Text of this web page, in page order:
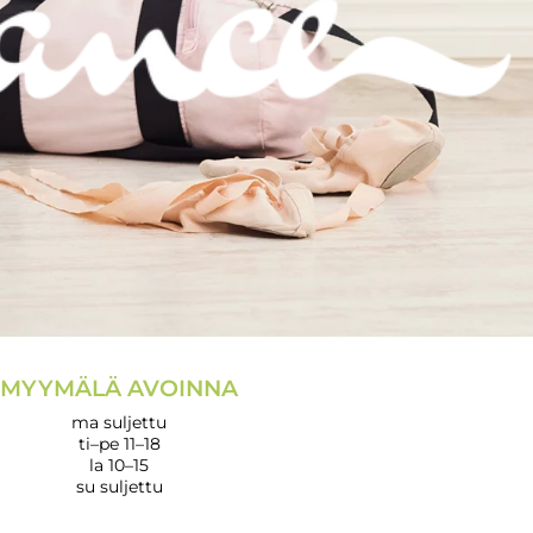
MYYMÄLÄ AVOINNA
ma suljettu
ti–pe 11–18
la 10–15
su suljettu